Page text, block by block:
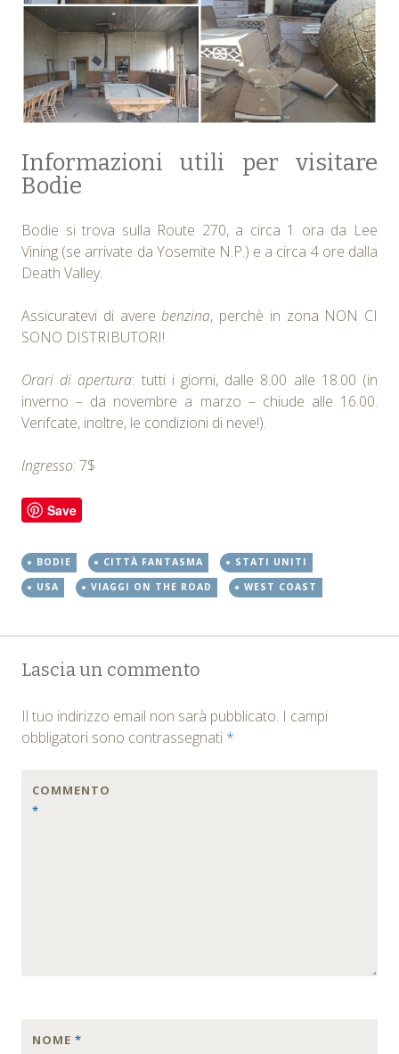
Informazioni utili per visitare
Bodie
Bodie si trova sulla Route 270, a circa 1 ora da Lee
Vining (se arrivate da Yosemite N.P.) e a circa 4 ore dalla
Death Valley.
Assicuratevi di averebenzina, perchè in zona NON CI
SONO DISTRIBUTORI!
Orari di apertura: tutti i giorni, dalle 8.00 alle 18.00 (in
inverno – da novembre a marzo – chiude alle 16.00.
Verifcate, inoltre, le condizioni di neve!).
Ingresso: 7$
Save
BODIE CITTÀ FANTASMA
STATI UNITI
USA
VIAGGI ON THE ROAD WEST COAST
Post
navigation
Lascia un commento
Il tuo indirizzo email non sarà pubblicato. I campi
obbligatori sono contrassegnati *
COMMENTO
*
NOME *